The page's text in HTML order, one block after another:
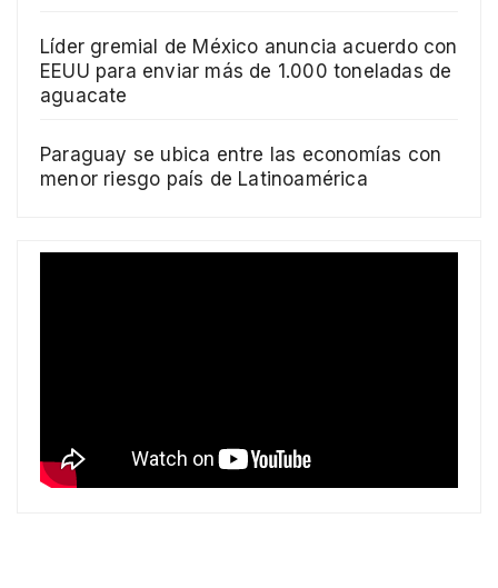
Líder gremial de México anuncia acuerdo con
EEUU para enviar más de 1.000 toneladas de
aguacate
Paraguay se ubica entre las economías con
menor riesgo país de Latinoamérica